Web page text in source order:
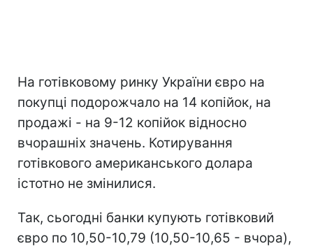
На готівковому ринку України євро на
покупці подорожчало на 14 копійок, на
продажі - на 9-12 копійок відносно
вчорашніх значень. Котирування
готівкового американського долара
істотно не змінилися.
Так, сьогодні банки купують готівковий
євро по 10,50-10,79 (10,50-10,65 - вчора),